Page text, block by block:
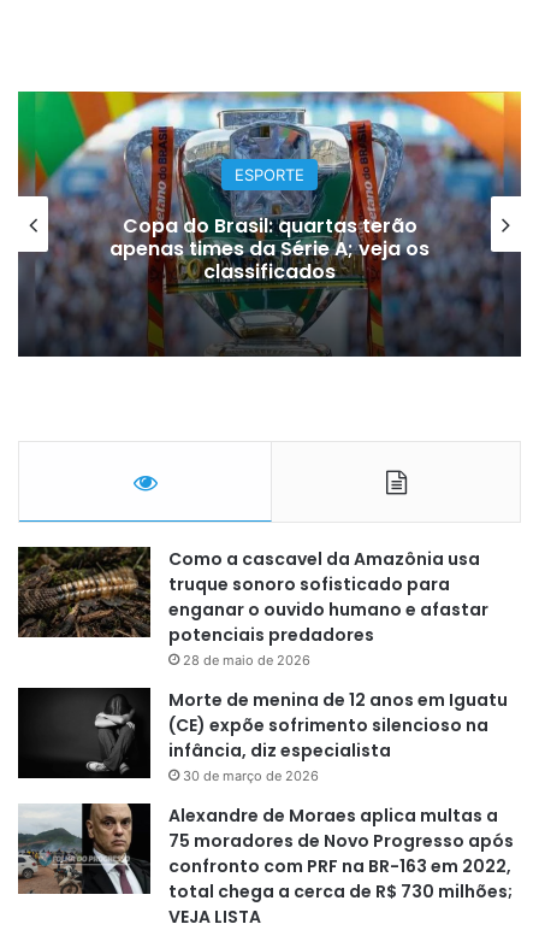
ESPORTE
Copa do Brasil: quartas terão
apenas times da Série A; veja os
classificados
Como a cascavel da Amazônia usa
truque sonoro sofisticado para
enganar o ouvido humano e afastar
potenciais predadores
28 de maio de 2026
Morte de menina de 12 anos em Iguatu
(CE) expõe sofrimento silencioso na
infância, diz especialista
30 de março de 2026
Alexandre de Moraes aplica multas a
75 moradores de Novo Progresso após
confronto com PRF na BR-163 em 2022,
total chega a cerca de R$ 730 milhões;
VEJA LISTA